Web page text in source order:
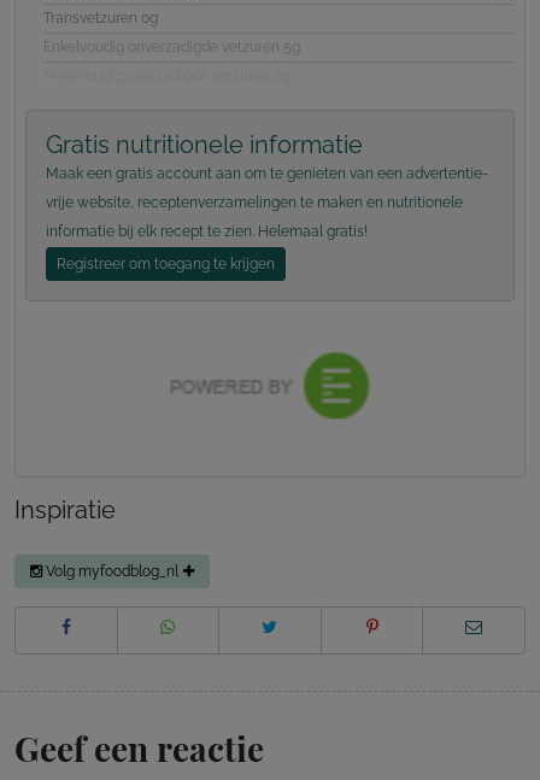
Transvetzuren 0g
Enkelvoudig onverzadigde vetzuren 5g
Gratis nutritionele informatie
Maak een gratis account aan om te genieten van een advertentie-
vrije website, receptenverzamelingen te maken en nutritionele
informatie bij elk recept te zien. Helemaal gratis!
Registreer om toegang te krijgen
Inspiratie
Volg myfoodblog_nl
Geef een reactie